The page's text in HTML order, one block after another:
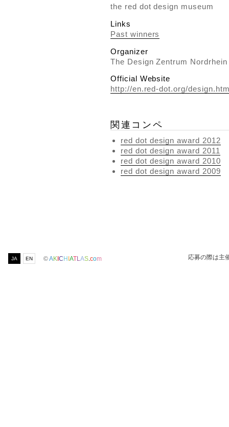
the red dot design museum
Links
Past winners
Organizer
The Design Zentrum
Official Website
http://en.red-dot.org/
関連コンペ
red dot design award 2012
red dot design award 2011
red dot design award 2010
red dot design award 2009
JA EN ©AK C H ATLAS.com 応募の際は主